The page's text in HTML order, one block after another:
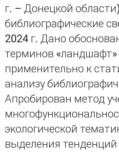
г. – Донецкой
библиографические
2024 г. Дано
терминов
применительно к
анализу
Апробирован метод
экологической
выделения тенденций